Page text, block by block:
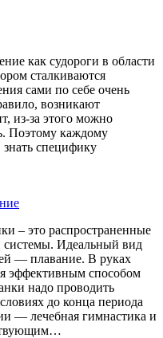
как судороги в области
сталкиваются
сами по себе очень
возникают
из-за этого можно
Поэтому каждому
специфику
– это распространенные
системы. Идеальный вид
— плавание. В руках
эффективным способом
надо проводить
до конца периода
— лечебная гимнастика и